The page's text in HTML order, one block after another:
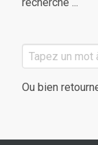
Ou bien